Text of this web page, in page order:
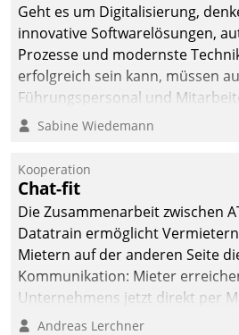
Geht es um Digitalisierung,
innovative Softwarelösungen,
Prozesse und modernste
erfolgreich sein kann, müssen
Führungspersonal und
verändern und anzupassen,
Sabine Wiedemann
Kooperation
Chat-fit
Die Zusammenarbeit zwischen
Datatrain ermöglicht
Mietern auf der anderen Seite
Kommunikation: Mieter
Unternehmens jetzt direkt per
Mitarbeiter oder Dienstleister
Andreas Lerchner